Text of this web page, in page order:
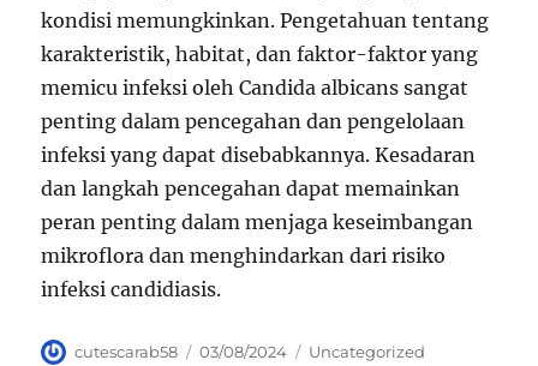
kondisi memungkinkan. Pengetahuan tentang
karakteristik, habitat, dan faktor-faktor yang
memicu infeksi oleh Candida albicans sangat
penting dalam pencegahan dan pengelolaan
infeksi yang dapat disebabkannya. Kesadaran
dan langkah pencegahan dapat memainkan
peran penting dalam menjaga keseimbangan
mikroflora dan menghindarkan dari risiko
infeksi candidiasis.
Author
cutescarab58
Posted
03/08/2024 Categories
Uncategorized